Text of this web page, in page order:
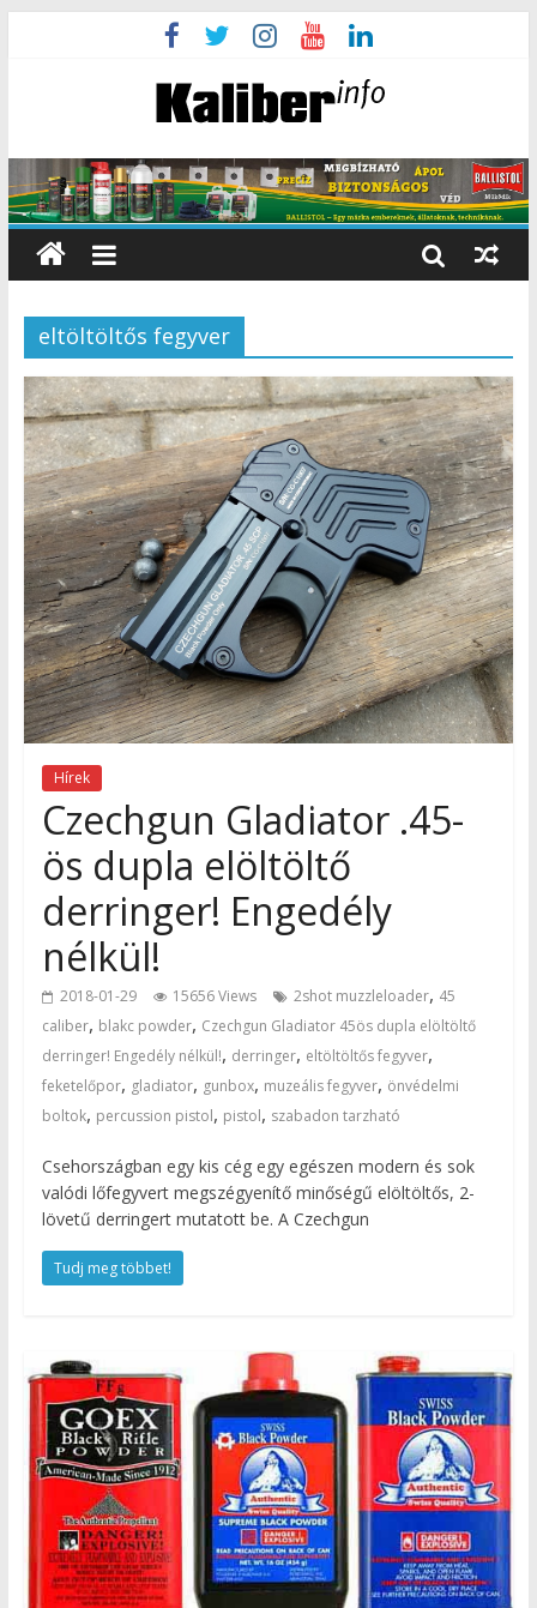
eltöltöltős fegyver
Hírek
Czechgun Gladiator .45-
ös dupla elöltöltő
derringer! Engedély
nélkül!
2018-01-29 15656 Views 2shot muzzleloader, 45
caliber, blakc powder, Czechgun Gladiator 45ös dupla elöltöltő
derringer! Engedély nélkül!, derringer, eltöltöltős fegyver,
feketelőpor, gladiator, gunbox, muzeális fegyver, önvédelmi
boltok, percussion pistol, pistol, szabadon tarzható
Csehországban egy kis cég egy egészen modern és sok
valódi lőfegyvert megszégyenítő minőségű elöltöltős, 2-
lövetű derringert mutatott be. A Czechgun
Tudj meg többet!